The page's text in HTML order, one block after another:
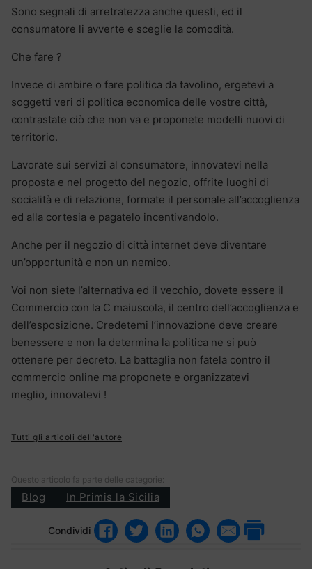
Sono segnali di arretratezza anche questi, ed il
consumatore li avverte e sceglie la comodità.
Che fare ?
Invece di ambire o fare politica da tavolino, ergetevi a
soggetti veri di politica economica delle vostre città,
contrastate ciò che non va e proponete modelli nuovi di
territorio.
Lavorate sui servizi al consumatore, innovatevi nella
proposta e nel progetto del negozio, offrite luoghi di
socialità e di relazione, formate il personale all’accoglienza
ed alla cortesia e pagatelo incentivandolo.
Anche per il negozio di città internet deve diventare
un’opportunità e non un nemico.
Voi non siete l’alternativa ed il vecchio, dovete essere il
Commercio con la C maiuscola, il centro dell’accoglienza e
dell’esposizione. Credetemi l’innovazione deve creare
benessere e non la determina la politica ne si può
ottenere per decreto. La battaglia non fatela contro il
commercio online ma proponete e organizzatevi
meglio, innovatevi !
Tutti gli articoli dell'autore
Questo articolo fa parte delle categorie:
Blog In Primis la Sicilia
Condividi